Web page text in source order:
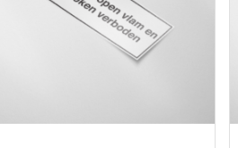
optie
kan
gekozen
de